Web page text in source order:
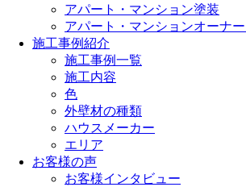
アパート・マンション塗装
アパート・マンションオーナ
施工事例紹介
施工事例一覧
施工内容
色
外壁材の種類
ハウスメーカー
エリア
お客様の声
お客様インタビュー